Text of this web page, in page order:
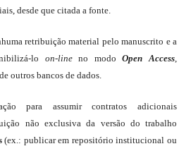
desde que citada a fonte.
retribuição material pelo manuscrito e a
lo on-lineno modoOpen Access,
outros bancos de dados.
para assumir contratos adicionais
não exclusiva da versão do trabalho
(ex.: publicar em repositório institucional ou